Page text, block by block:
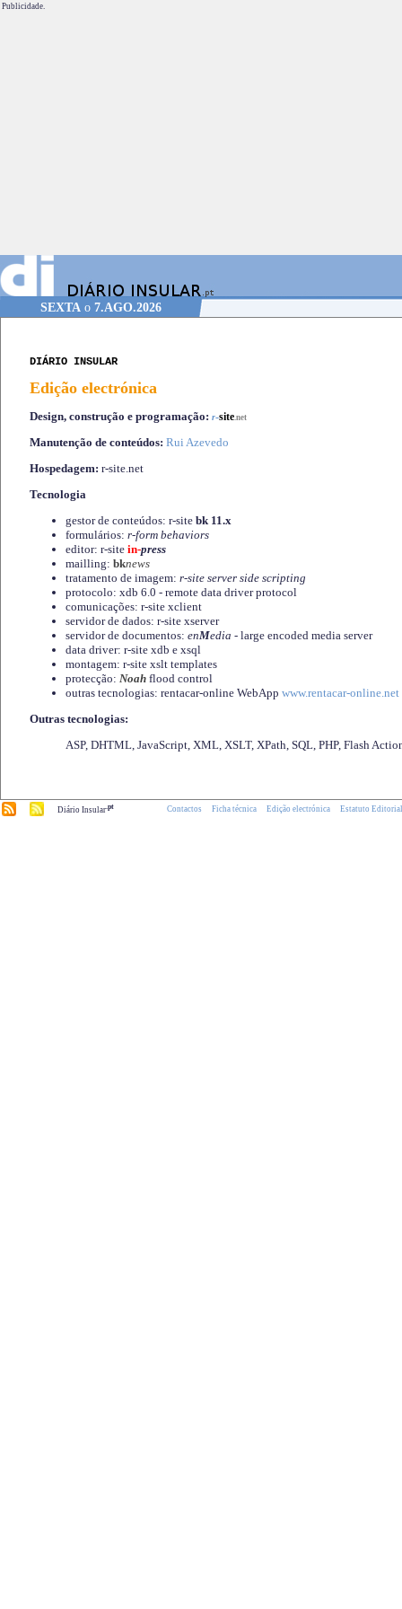
Publicidade.
SEXTA o 7.AGO.2026
DIÁRIO INSULAR
Edição electrónica
Design, construção e programação: r-site.net
Manutenção de conteúdos: Rui Azevedo
Hospedagem: r-site.net
Tecnologia
gestor de conteúdos: r-site bk 11.x
formulários: r-form behaviors
editor: r-site in-press
mailling: bknews
tratamento de imagem: r-site server side scripting
protocolo: xdb 6.0 - remote data driver protocol
comunicações: r-site xclient
servidor de dados: r-site xserver
servidor de documentos: enMedia - large encoded media server
data driver: r-site xdb e xsql
montagem: r-site xslt templates
protecção: Noah flood control
outras tecnologias: rentacar-online WebApp www.rentacar-online.net
Outras tecnologias:
ASP, DHTML, JavaScript, XML, XSLT, XPath, SQL, PHP, Flash
Diário Insular.pt Contactos Ficha técnica Edição electrónica Estatuto Editorial